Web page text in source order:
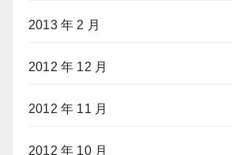
2013 年 2 月
2012 年 12 月
2012 年 11 月
2012 年 10 月